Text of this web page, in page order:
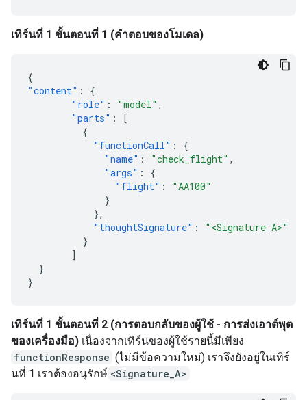
เทิร์นที่ 1 ขั้นตอนที่ 1 (คำตอบของโมเดล)
{
"content" :
{
"role" : "model" ,
"parts" :
[
{
"functionCall" :
{
"name" : "check_flight" ,
"args" :
{
"flight" :
"AA100"
}
},
"thoughtSignature" :
"<Signature A>"
}
]
}
}
เทิร์นที่ 1 ขั้นตอนที่ 2 (การตอบกลับของผู้ใช้ - การส่งเอาต์พุต
ของเครื่องมือ) เนื่องจากเทิร์นของผู้ใช้รายนี้มีเพียง
functionResponse (ไม่มีข้อความใหม่) เราจึงยังอยู่ในเทิร์
นที่ 1 เราต้องอนุรักษ์ <Signature_A>